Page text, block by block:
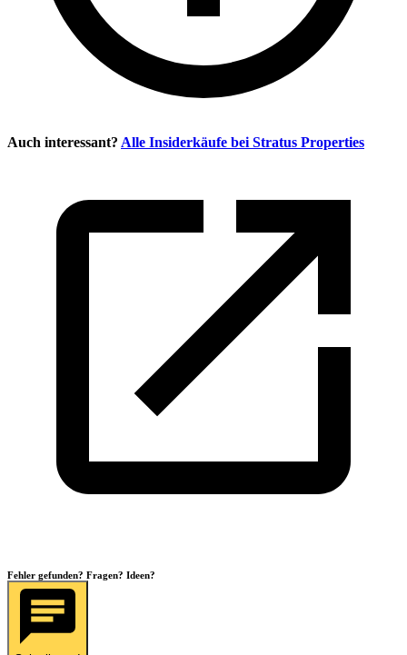
Auch interessant? Alle Insiderkäufe bei Stratus Properties
Fehler gefunden? Fragen? Ideen?